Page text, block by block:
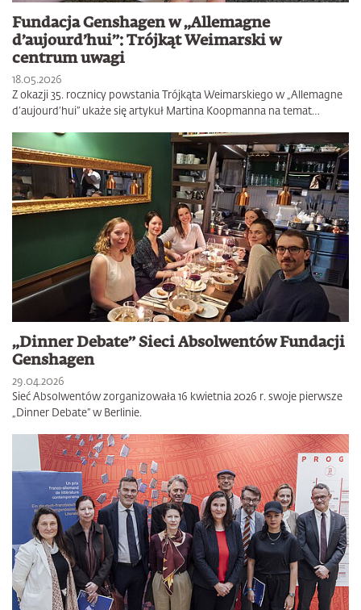
Fundacja Genshagen w „Allemagne
d’aujourd’hui”: Trójkąt Weimarski w
centrum uwagi
18.05.2026
Z okazji 35. rocznicy powstania Trójkąta Weimarskiego w „Allemagne
d’aujourd’hui” ukaże się artykuł Martina Koopmanna na temat…
„Dinner Debate” Sieci Absolwentów Fundacji
Genshagen
29.04.2026
Sieć Absolwentów zorganizowała 16 kwietnia 2026 r. swoje pierwsze
„Dinner Debate” w Berlinie.